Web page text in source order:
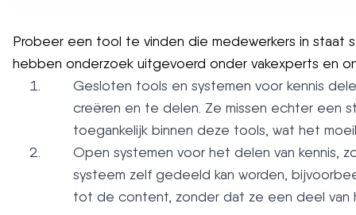
Probeer een tool te vinden die medewerkers in staat
hebben onderzoek uitgevoerd onder vakexperts en
Gesloten tools en systemen voor kennis
creëren en te delen. Ze missen echter een
toegankelijk binnen deze tools, wat het
Open systemen voor het delen van kennis,
systeem zelf gedeeld kan worden,
tot de content, zonder dat ze een deel van